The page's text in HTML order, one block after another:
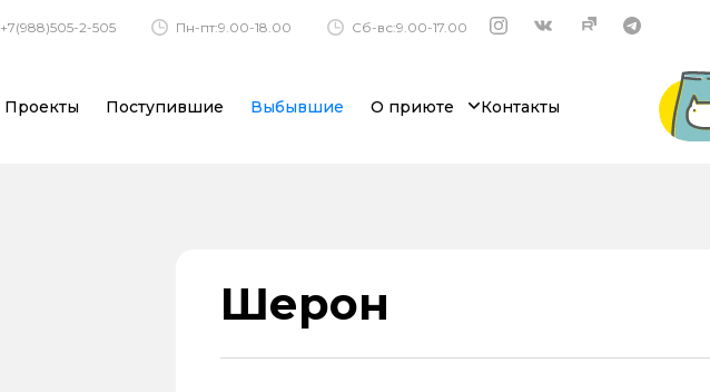
+7(988)505-2-505 Пн-пт:9.00-18.00 Сб-вс:9.00-17.00
Проекты Поступившие Выбывшие О приюте Контакты
Шерон